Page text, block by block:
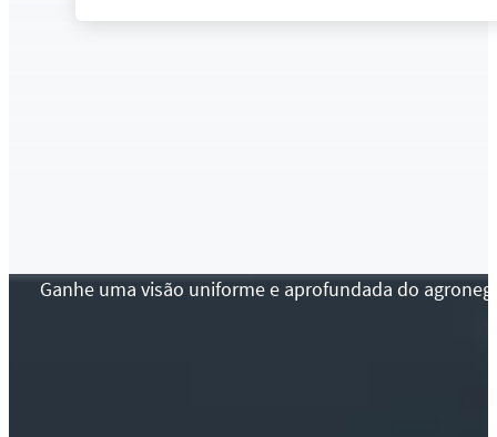
Ganhe uma visão uniforme e aprofundada do